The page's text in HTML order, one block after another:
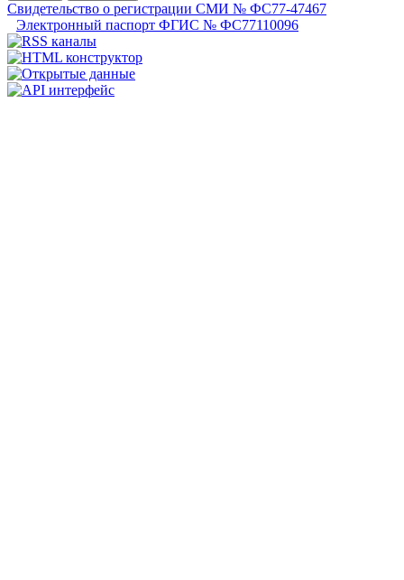
Свидетельство о регистрации СМИ № ФС77-47467
Электронный паспорт ФГИС № ФС77110096